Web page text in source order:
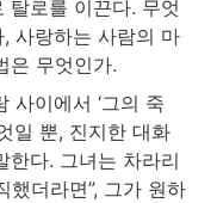
탈로를 이끈다. 무엇
사랑하는 사람의 마
은 무엇인가.
사이에서 ‘그의 죽
일 뿐, 진지한 대화
한다. 그녀는 차라리
했더라면”, 그가 원하